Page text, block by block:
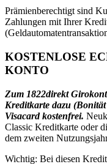
Prämienberechtigt sind
Zahlungen mit Ihrer
KOSTENLOSE
KONTO
Zum 1822direkt
Kreditkarte dazu
Visacard kostenfrei.
Classic Kreditkarte oder
dem zweiten
Wichtig: Bei diesen